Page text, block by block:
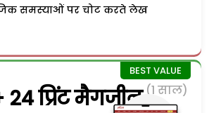
समस्याओं पर चोट करते लेख
24 प्रिंट मैगजीन (1 साल)